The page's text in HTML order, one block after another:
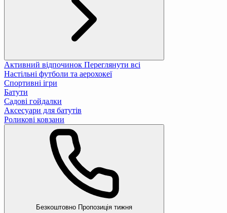
Активний відпочинок Переглянути всі
Настільні футболи та аерохокеї
Спортивні ігри
Батути
Садові гойдалки
Аксесуари для батутів
Роликові ковзани
Безкоштовно Пропозиція тижня